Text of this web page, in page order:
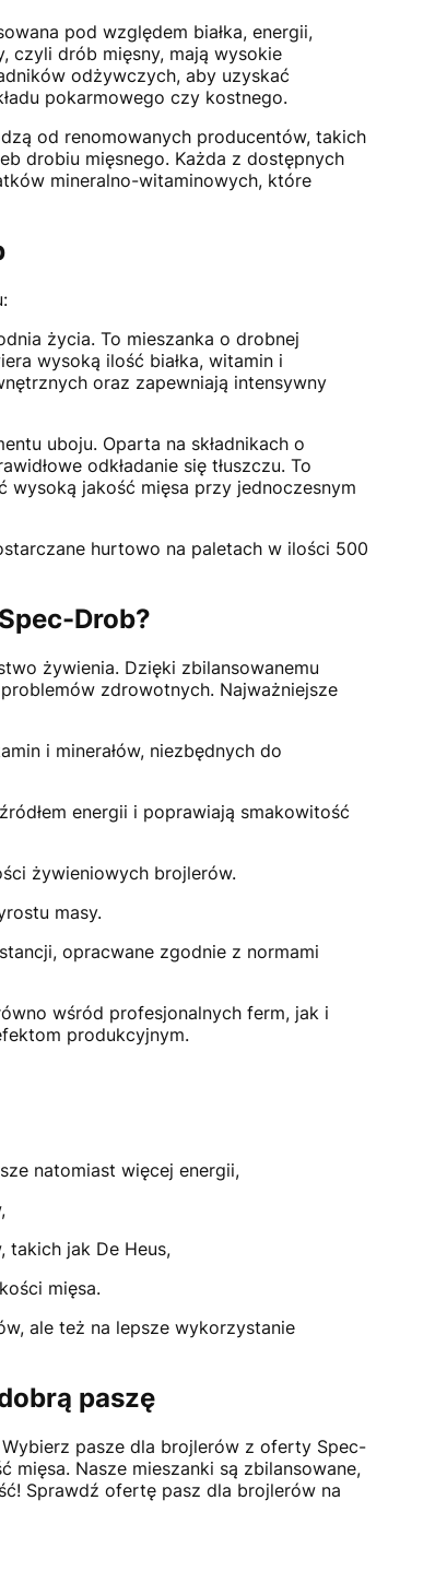
pod względem białka, energii,
czyli drób mięsny, mają wysokie
odżywczych, aby uzyskać
pokarmowego czy kostnego.
od renomowanych producentów, takich
drobiu mięsnego. Każda z dostępnych
mineralno-witaminowych, które
życia. To mieszanka o drobnej
wysoką ilość białka, witamin i
oraz zapewniają intensywny
uboju. Oparta na składnikach o
odkładanie się tłuszczu. To
wysoką jakość mięsa przy jednoczesnym
hurtowo na paletach w ilości 500
Drob?
żywienia. Dzięki zbilansowanemu
zdrowotnych. Najważniejsze
i minerałów, niezbędnych do
energii i poprawiają smakowitość
żywieniowych brojlerów.
masy.
opracwane zgodnie z normami
wśród profesjonalnych ferm, jak i
produkcyjnym.
natomiast więcej energii,
takich jak De Heus,
mięsa.
ale też na lepsze wykorzystanie
paszę
pasze dla brojlerów z oferty Spec-
Nasze mieszanki są zbilansowane,
Sprawdź ofertę pasz dla brojlerów na